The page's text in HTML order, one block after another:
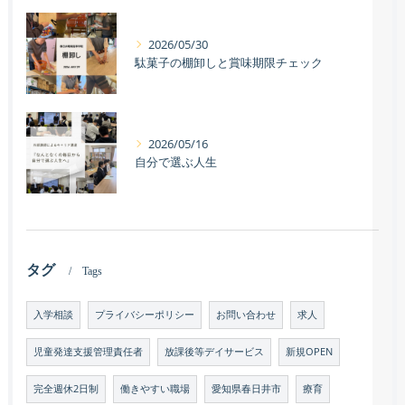
2026/05/30
駄菓子の棚卸しと賞味期限チェック
2026/05/16
自分で選ぶ人生
タグ Tags
入学相談 プライバシーポリシー お問い合わせ 求人
児童発達支援管理責任者 放課後等デイサービス 新規OPEN
完全週休2日制 働きやすい職場 愛知県春日井市 療育